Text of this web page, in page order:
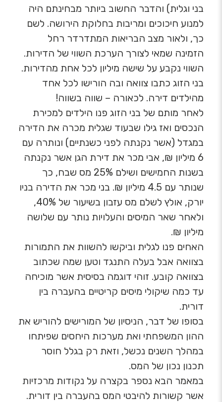
בני וגלית) והדבר החשוב ביותר מבחינתם היה
למנוע חיכוכים ומריבות בחלוקת הירושה. לשם
כך, ולאור מצב הבריאות המתדרדר רחל
הזמינה שמאי לצורך הערכת השווי של הדירות.
השווי נקבע על שישה מיליון לכל אחת מהדירות.
בני הזוג כתבו צוואה ובה הורישו לכל אחד
מהילדים דירה. לכאורה – שווה בשווה!
לאחר מותם של בני הזוג פנו הילדים למכירת
הנכסים ואז גילו שבעוד שגלית מכרה את הדירה
במגדל (אשר נקנתה לפני כשנתיים) ונותרה עם
6 מיליון ₪, אבי מכר את דירת הגן אשר נקנתה
בשנות החמישים ושילם 25% מס שבח, כך
שנותר עם 4.5 מיליון ₪. בני מכר את הדירה בניו
יורק, אולץ לשלם מס עזבון בשיעור של 40%,
ולאחר שאר המיסים והעלויות נותר עם שלושה
מיליון ₪.
האחים פנו לגלית וביקשו להשוות את התמורות
בצוואה אבל בעלה התנגד וטען שמה שכתוב
בצוואה קובע. זוהי דוגמה בסיסית אשר מוכיחה
עד כמה שיקולי מיסים קריטיים בהעברה בין
דורית.
בסופו של דבר, הניסיון של המורישים להוריש את
ההון המשפחתי ואת מערכות היחסים שפיתחו
במהלך השנים נכשל, וזאת רק בגלל חוסר
תכנון נכון של המס.
במאמר הבא נספר בקצרה על נקודות מרכזיות
אשר קשורות להיבטי המס בהעברה בין דורית.